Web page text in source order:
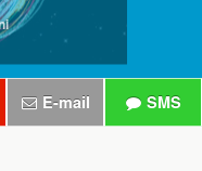
E-mail SMS